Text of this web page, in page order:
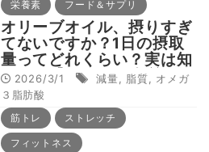
ォアフター】
栄養素 フード＆サプリ
オリーブオイル、摂りすぎ
てないですか？1日の摂取
量ってどれくらい？実は知
らない【摂るべき脂質と控
えるべき脂質】の違い
2026/3/1 減量 脂質
オメガ
３脂肪酸
筋トレ ストレッチ
フィットネス